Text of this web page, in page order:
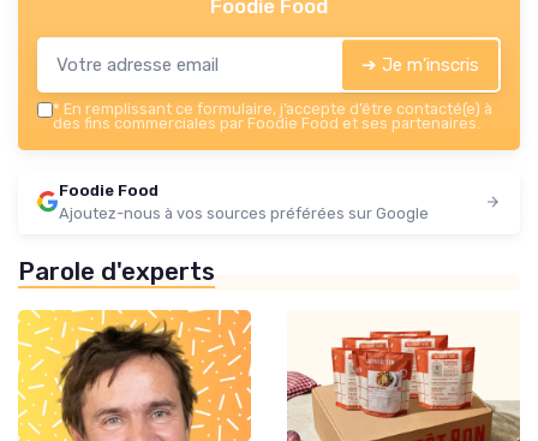
Foodie Food
➔ Je m'inscris
* En remplissant ce formulaire, j’accepte d’être contacté(e) à
des fins commerciales par Foodie Food et ses partenaires.
Foodie Food
Ajoutez-nous à vos sources préférées sur Google
Parole d'experts